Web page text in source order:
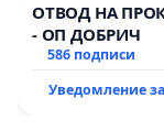
ОТВОД НА
- ОП ДОБРИЧ
586 подписи
Уведомление